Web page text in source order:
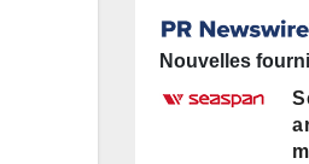
Nouvelles